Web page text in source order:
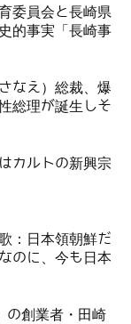
委員会と長崎県
的事実「長崎事
なえ）総裁、爆
総理が誕生しそ
カルトの新興宗
：日本領朝鮮だ
のに、今も日本
の創業者・田崎